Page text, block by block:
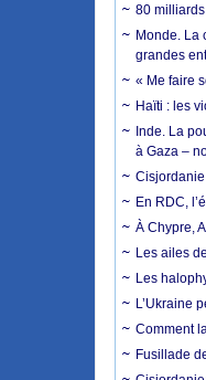
80
Monde. La
grandes
« Me faire
Haïti : les
Inde. La
à Gaza –
En RDC,
À Chypre,
Les ailes
Les
L’Ukraine
Comment
Fusillade